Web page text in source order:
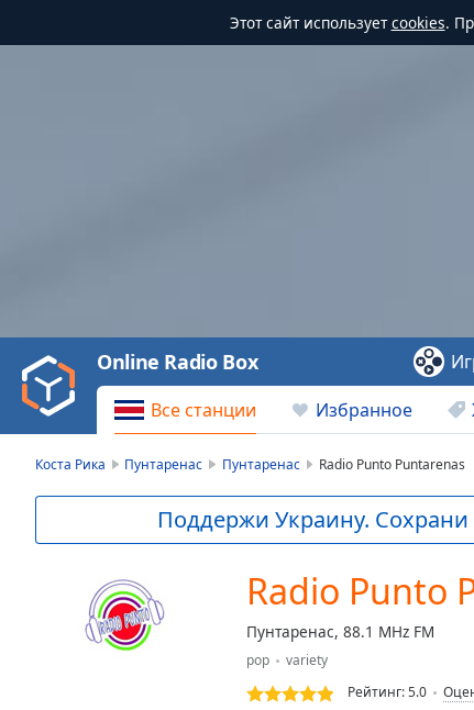
Этот сайт используетcookies.
Video
Play
Backward
Skip
Current
Все станции Избранное
Online Radio Box
Коста Рика Пунтаренас Пунтаренас Radio Punto Puntarenas
Поддержи Украину.
Radio Punto
Пунтаренас, 88.1 MHz FM
pop
variety
Рейтинг:5.0